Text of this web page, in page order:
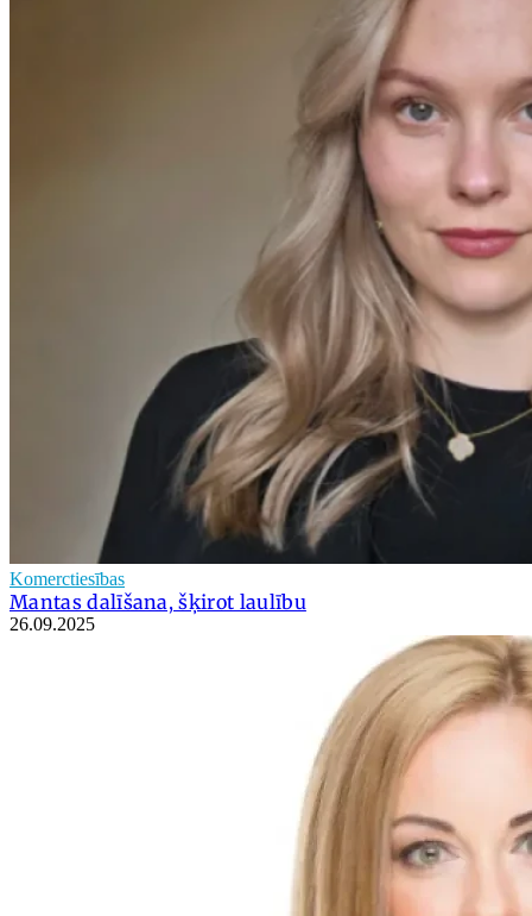
Komerctiesības
Mantas dalīšana, šķirot laulību
26.09.2025